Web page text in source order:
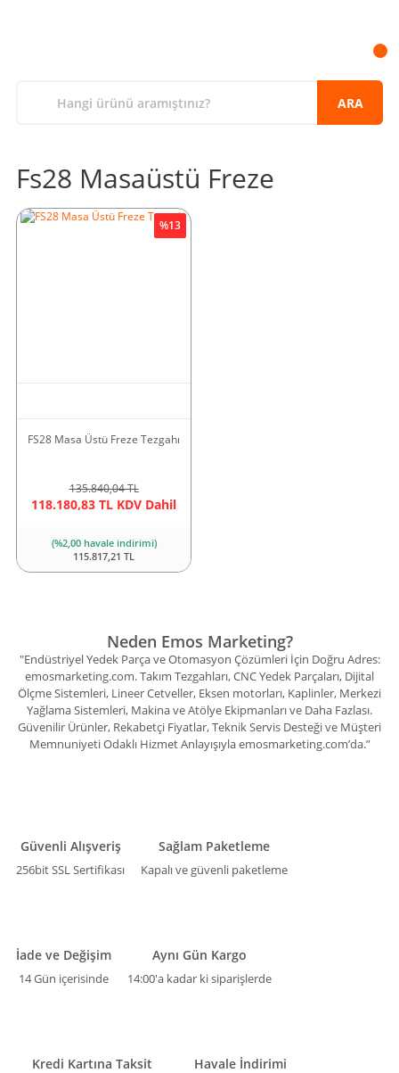
ARA
Fs28 Masaüstü Freze
FS28 Masa Üstü Freze Tezgahı
135.840,04 TL
118.180,83 TL KDV Dahil
%13
(%2,00 havale indirimi)
115.817,21 TL
Neden Emos Marketing?
"Endüstriyel Yedek Parça ve Otomasyon Çözümleri İçin Doğru Adres:
emosmarketing.com. Takım Tezgahları, CNC Yedek Parçaları, Dijital
Ölçme Sistemleri, Lineer Cetveller, Eksen motorları, Kaplinler, Merkezi
Yağlama Sistemleri, Makina ve Atölye Ekipmanları ve Daha Fazlası.
Güvenilir Ürünler, Rekabetçi Fiyatlar, Teknik Servis Desteği ve Müşteri
Memnuniyeti Odaklı Hizmet Anlayışıyla emosmarketing.com’da.”
Güvenli Alışveriş
256bit SSL Sertifikası
Sağlam Paketleme
Kapalı ve güvenli paketleme
İade ve Değişim
14 Gün içerisinde
Aynı Gün Kargo
14:00'a kadar ki siparişlerde
Kredi Kartına Taksit Havale İndirimi